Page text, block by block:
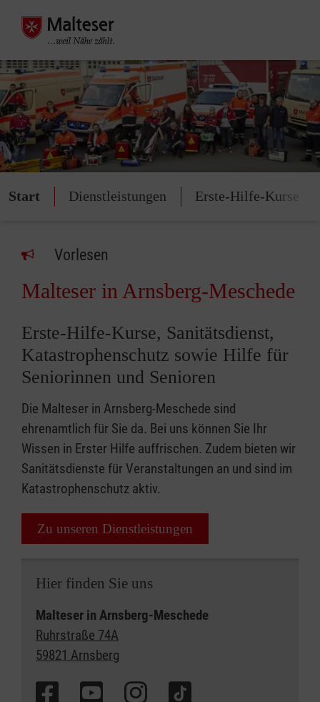
Start Dienstleistungen Erste-Hilfe-Kurse
Vorlesen
Malteser in Arnsberg-Meschede
Erste-Hilfe-Kurse, Sanitätsdienst,
Katastrophenschutz sowie Hilfe für
Seniorinnen und Senioren
Die Malteser in Arnsberg-Meschede sind
ehrenamtlich für Sie da. Bei uns können Sie Ihr
Wissen in Erster Hilfe auffrischen. Zudem bieten wir
Sanitätsdienste für Veranstaltungen an und sind im
Katastrophenschutz aktiv.
Zu unseren Dienstleistungen
Hier finden Sie uns
Malteser in Arnsberg-Meschede
Ruhrstraße 74A
59821 Arnsberg